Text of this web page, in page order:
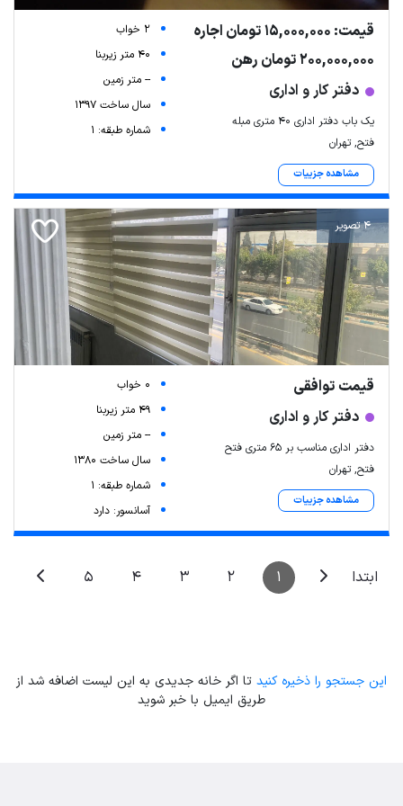
قیمت: 15,000,000 تومان اجاره
200,000,000 تومان رهن
دفتر کار و اداری
یک باب دفتر اداری ۴۰ متری مبله
فتح, تهران
مشاهده جزییات
2 خواب
40 متر زیربنا
-- متر زمین
سال ساخت 1397
شماره طبقه: 1
4 تصویر
قیمت توافقی
دفتر کار و اداری
دفتر اداری مناسب بر ۶۵ متری فتح
فتح, تهران
مشاهده جزییات
0 خواب
49 متر زیربنا
-- متر زمین
سال ساخت 1380
شماره طبقه: 1
آسانسور: دارد
ابتدا 1
2
3
4
5
این جستجو را ذخیره کنید تا اگر خانه جدیدی به این لیست اضافه شد از
طریق ایمیل با خبر شوید